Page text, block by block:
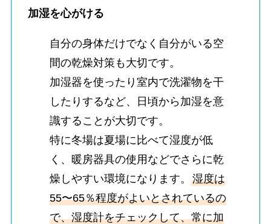
加湿を心がける
自分の身体だけでなく自分がいる空
間の乾燥対策も大切です。
加湿器を使ったり室内で洗濯物を干
したりするなど、日頃から加湿を意
識することが大切です。
特に冬場は夏場に比べて湿度が低
く、暖房器具の使用などでさらに乾
燥しやすい環境になります。 湿度は
55〜65％程度がよいとされているの
で、湿度計をチェックして、常に加